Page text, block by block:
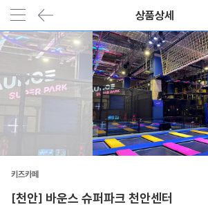
상품상세
키즈카페
[천안] 바운스 슈퍼파크 천안센터